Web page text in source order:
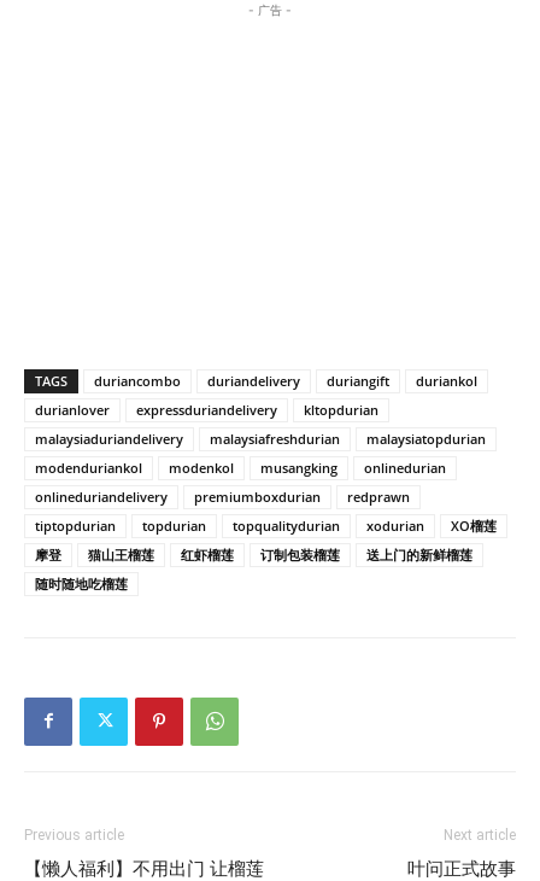
- 广告 -
TAGS duriancombo duriandelivery duriangift
duriankol
durianlover
expressduriandelivery
kltopdurian
malaysiaduriandelivery
malaysiafreshdurian
malaysiatopdurian
modenduriankol
modenkol musangking
onlinedurian
onlineduriandelivery
premiumboxdurian
redprawn
tiptopdurian
topdurian topqualitydurian xodurian
XO榴莲
摩登
猫山王榴莲 红虾榴莲 订制包装榴莲
送上门的新鲜榴莲
随时随地吃榴莲
Previous article
【懒人福利】不用出门 让榴莲
Next article
叶问正式故事